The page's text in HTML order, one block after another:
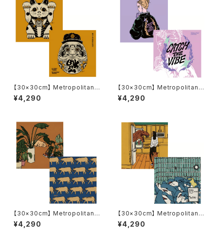
【30×30cm】 Metropolitan
Crossbottle メトロポリタンク
ロスボトル MCB344 / 上上ノ
¥4,290
【30×30cm】 Metropolitan
Crossbottle メトロポリタンク
ロスボトル MCB339 / CATC
¥4,290
【30×30cm】 Metropolitan
Crossbottle メトロポリタンク
ロスボトル MCB340 / the cat
¥4,290
【30×30cm】 Metropolitan
Crossbottle メトロポリタンク
ロスボトル MCB341 / Harmle
¥4,290